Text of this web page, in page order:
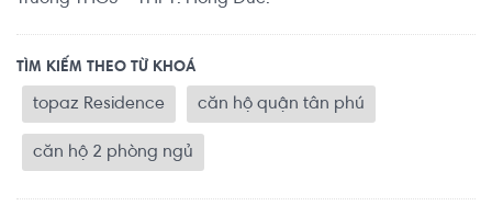
TÌM KIẾM THEO TỪ KHOÁ
topaz Residence căn hộ quận tân phú
căn hộ 2 phòng ngủ